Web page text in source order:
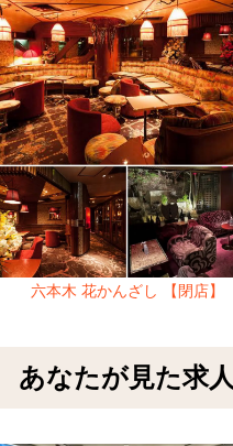
六本木 花かんざし 【閉店】
あなたが見た求人